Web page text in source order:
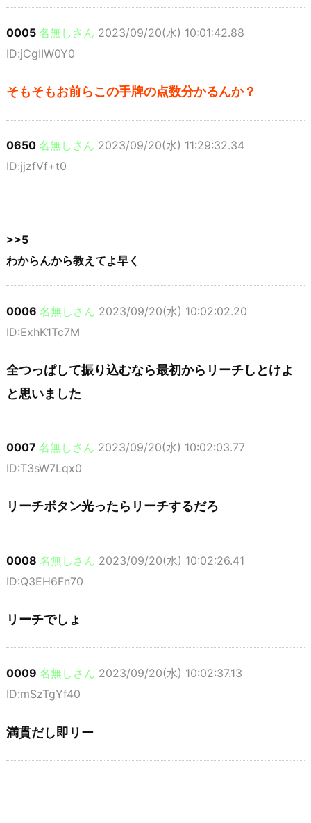
0005 名無しさん 2023/09/20(水) 10:01:42.88
ID:jCgIIW0Y0
そもそもお前らこの手牌の点数分かるんか？
0650 名無しさん 2023/09/20(水) 11:29:32.34
ID:jjzfVf+t0
>>5
わからんから教えてよ早く
0006 名無しさん 2023/09/20(水) 10:02:02.20
ID:ExhK1Tc7M
全つっぱして振り込むなら最初からリーチしとけよ
と思いました
0007 名無しさん 2023/09/20(水) 10:02:03.77
ID:T3sW7Lqx0
リーチボタン光ったらリーチするだろ
0008 名無しさん 2023/09/20(水) 10:02:26.41
ID:Q3EH6Fn70
リーチでしょ
0009 名無しさん 2023/09/20(水) 10:02:37.13
ID:mSzTgYf40
満貫だし即リー